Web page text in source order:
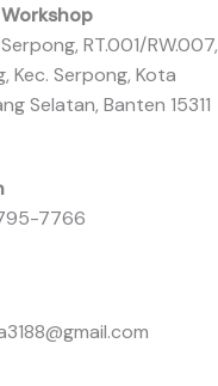
RT.001/RW.007,
Kec. Serpong, Kota
Selatan, Banten 15311
7766